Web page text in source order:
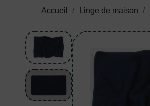
Accueil Linge de maison